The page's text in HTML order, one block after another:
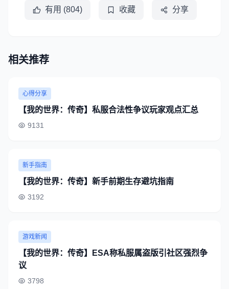
有用 (804) 收藏 分享
相关推荐
心得分享
【我的世界：传奇】私服合法性争议玩家观点汇总
9131
新手指南
【我的世界：传奇】新手前期生存避坑指南
3192
游戏新闻
【我的世界：传奇】ESA称私服属盗版引社区强烈争
议
3798